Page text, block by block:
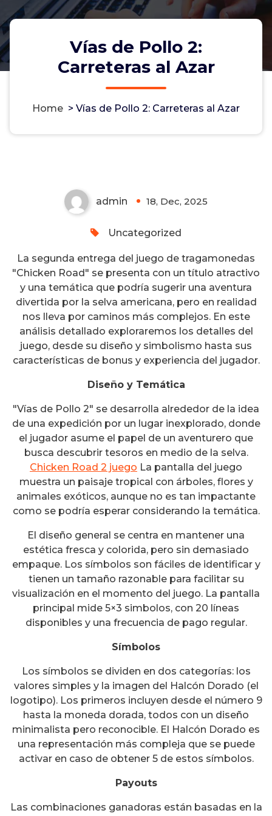
Vías de Pollo 2:
Carreteras al Azar
Home > Vías de Pollo 2: Carreteras al Azar
admin 18, Dec, 2025
Uncategorized
La segunda entrega del juego de tragamonedas
"Chicken Road" se presenta con un título atractivo
y una temática que podría sugerir una aventura
divertida por la selva americana, pero en realidad
nos lleva por caminos más complejos. En este
análisis detallado exploraremos los detalles del
juego, desde su diseño y simbolismo hasta sus
características de bonus y experiencia del jugador.
Diseño y Temática
"Vías de Pollo 2" se desarrolla alrededor de la idea
de una expedición por un lugar inexplorado, donde
el jugador asume el papel de un aventurero que
busca descubrir tesoros en medio de la selva.
Chicken Road 2 juego La pantalla del juego
muestra un paisaje tropical con árboles, flores y
animales exóticos, aunque no es tan impactante
como se podría esperar considerando la temática.
El diseño general se centra en mantener una
estética fresca y colorida, pero sin demasiado
empaque. Los símbolos son fáciles de identificar y
tienen un tamaño razonable para facilitar su
visualización en el momento del juego. La pantalla
principal mide 5×3 simbolos, con 20 líneas
disponibles y una frecuencia de pago regular.
Símbolos
Los símbolos se dividen en dos categorías: los
valores simples y la imagen del Halcón Dorado (el
logotipo). Los primeros incluyen desde el número 9
hasta la moneda dorada, todos con un diseño
minimalista pero reconocible. El Halcón Dorado es
una representación más compleja que se puede
activar en caso de obtener 5 de estos símbolos.
Payouts
Las combinaciones ganadoras están basadas en la